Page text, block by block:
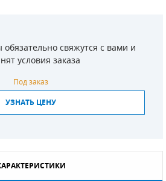
свяжутся с вами и
условия заказа
Под заказ
УЗНАТЬ ЦЕНУ